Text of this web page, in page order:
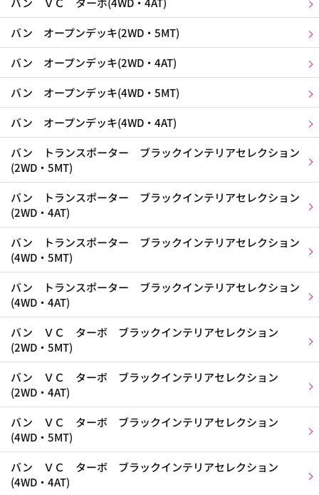
バン オープンデッキ(2WD・5MT)
バン オープンデッキ(2WD・4AT)
バン オープンデッキ(4WD・5MT)
バン オープンデッキ(4WD・4AT)
バン トランスポーター ブラックインテリアセレクション
(2WD・5MT)
バン トランスポーター ブラックインテリアセレクション
(2WD・4AT)
バン トランスポーター ブラックインテリアセレクション
(4WD・5MT)
バン トランスポーター ブラックインテリアセレクション
(4WD・4AT)
バン ＶＣ ターボ ブラックインテリアセレクション
(2WD・5MT)
バン ＶＣ ターボ ブラックインテリアセレクション
(2WD・4AT)
バン ＶＣ ターボ ブラックインテリアセレクション
(4WD・5MT)
バン ＶＣ ターボ ブラックインテリアセレクション
(4WD・4AT)